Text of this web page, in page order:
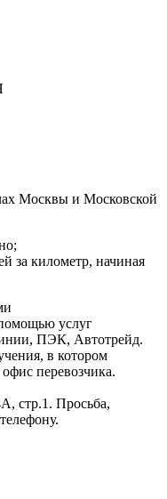
Москвы и Московской
за километр, начиная
услуг
ПЭК, Автотрейд.
в котором
перевозчика.
стр.1. Просьба,